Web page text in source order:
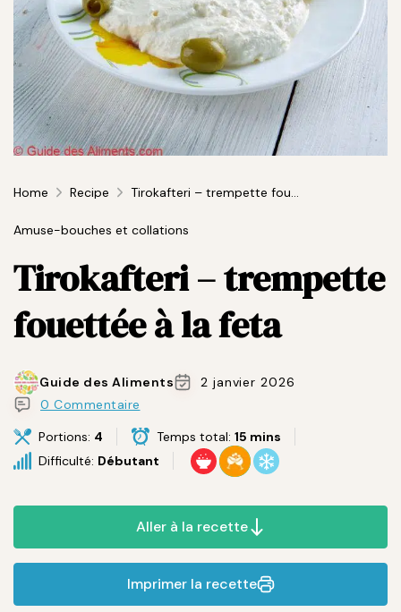
Home Recipe Tirokafteri – trempette fouettée à la feta
Amuse-bouches et collations
Tirokafteri – trempette
fouettée à la feta
Guide des Aliments
2 janvier 2026
0 Commentaire
Portions: 4 Temps total: 15 mins
Difficulté: Débutant
Aller à la recette
Imprimer la recette